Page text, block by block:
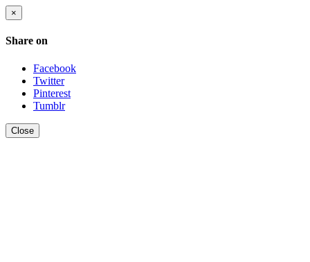
×
Share on
Facebook
Twitter
Pinterest
Tumblr
Close